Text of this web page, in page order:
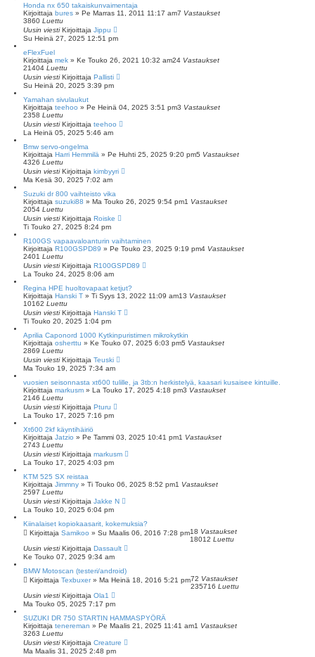
Honda nx 650 takaiskunvaimentaja
Kirjoittaja bures » Pe Marras 11, 2011 11:17 am7 Vastaukset
3860 Luettu
Uusin viestiKirjoittaja Jippu
Su Heinä 27, 2025 12:51 pm
eFlexFuel
Kirjoittaja mek » Ke Touko 26, 2021 10:32 am24 Vastaukset
21404 Luettu
Uusin viestiKirjoittaja Pallisti
Su Heinä 20, 2025 3:39 pm
Yamahan sivulaukut
Kirjoittaja teehoo » Pe Heinä 04, 2025 3:51 pm3 Vastaukset
2358 Luettu
Uusin viestiKirjoittaja teehoo
La Heinä 05, 2025 5:46 am
Bmw servo-ongelma
Kirjoittaja Harri Hemmilä » Pe Huhti 25, 2025 9:20 pm5 Vastaukset
4326 Luettu
Uusin viestiKirjoittaja kimbyyri
Ma Kesä 30, 2025 7:02 am
Suzuki dr 800 vaihteisto vika
Kirjoittaja suzuki88 » Ma Touko 26, 2025 9:54 pm1 Vastaukset
2054 Luettu
Uusin viestiKirjoittaja Roiske
Ti Touko 27, 2025 8:24 pm
R100GS vapaavaloanturin vaihtaminen
Kirjoittaja R100GSPD89 » Pe Touko 23, 2025 9:19 pm4 Vastaukset
2401 Luettu
Uusin viestiKirjoittaja R100GSPD89
La Touko 24, 2025 8:06 am
Regina HPE huoltovapaat ketjut?
Kirjoittaja Hanski T » Ti Syys 13, 2022 11:09 am13 Vastaukset
10162 Luettu
Uusin viestiKirjoittaja Hanski T
Ti Touko 20, 2025 1:04 pm
Aprilia Caponord 1000 Kytkinpuristimen mikrokytkin
Kirjoittaja osherttu » Ke Touko 07, 2025 6:03 pm5 Vastaukset
2869 Luettu
Uusin viestiKirjoittaja Teuski
Ma Touko 19, 2025 7:34 am
vuosien seisonnasta xt600 tulille, ja 3tb:n herkistelyä, kaasari kusaisee kintuille.
Kirjoittaja markusm » La Touko 17, 2025 4:18 pm3 Vastaukset
2146 Luettu
Uusin viestiKirjoittaja Pturu
La Touko 17, 2025 7:16 pm
Xt600 2kf käyntihäiriö
Kirjoittaja Jatzio » Pe Tammi 03, 2025 10:41 pm1 Vastaukset
2743 Luettu
Uusin viestiKirjoittaja markusm
La Touko 17, 2025 4:03 pm
KTM 525 SX reistaa
Kirjoittaja Jimmny » Ti Touko 06, 2025 8:52 pm1 Vastaukset
2597 Luettu
Uusin viestiKirjoittaja Jakke N
La Touko 10, 2025 6:04 pm
Kiinalaiset kopiokaasarit, kokemuksia?
Kirjoittaja Samikoo » Su Maalis 06, 2016 7:28 pm18 Vastaukset
18012 Luettu
Uusin viestiKirjoittaja Dassault
Ke Touko 07, 2025 9:34 am
BMW Motoscan (testeri/android)
Kirjoittaja Texbuxer» Ma Heinä 18, 2016 5:21 pm72 Vastaukset
235716 Luettu
Uusin viestiKirjoittaja Ola1
Ma Touko 05, 2025 7:17 pm
SUZUKI DR 750 STARTIN HAMMASPYÖRÄ
Kirjoittaja tenereman » Pe Maalis 21, 2025 11:41 am1 Vastaukset
3263 Luettu
Uusin viestiKirjoittaja Creature
Ma Maalis 31, 2025 2:48 pm